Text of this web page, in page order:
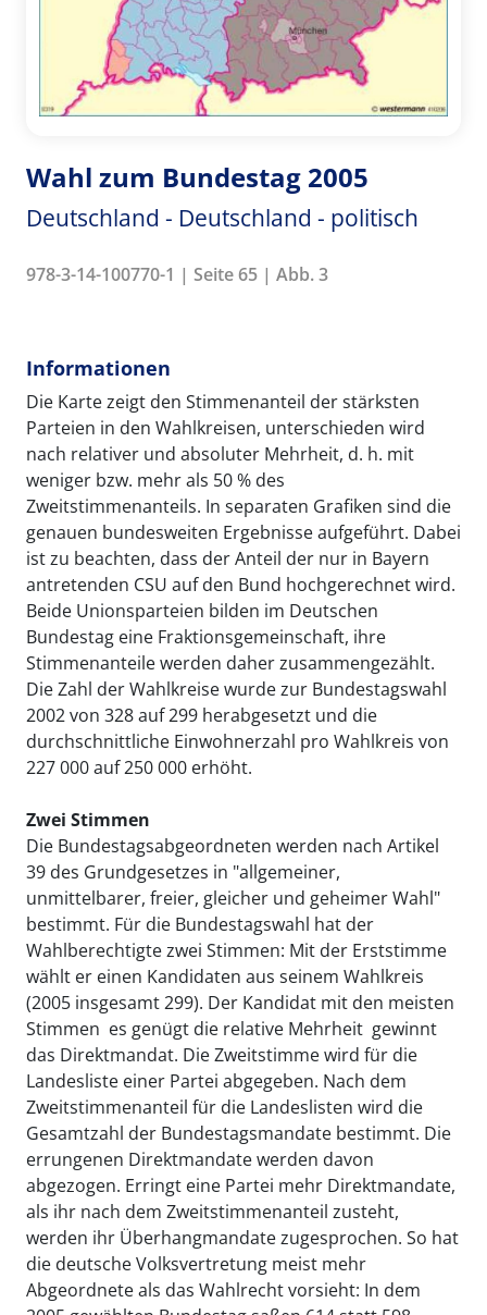
Wahl zum Bundestag 2005
Deutschland - Deutschland - politisch
978-3-14-100770-1 | Seite 65 | Abb. 3
Informationen
Die Karte zeigt den Stimmenanteil der stärksten
Parteien in den Wahlkreisen, unterschieden wird
nach relativer und absoluter Mehrheit, d. h. mit
weniger bzw. mehr als 50 % des
Zweitstimmenanteils. In separaten Grafiken sind die
genauen bundesweiten Ergebnisse aufgeführt. Dabei
ist zu beachten, dass der Anteil der nur in Bayern
antretenden CSU auf den Bund hochgerechnet wird.
Beide Unionsparteien bilden im Deutschen
Bundestag eine Fraktionsgemeinschaft, ihre
Stimmenanteile werden daher zusammengezählt.
Die Zahl der Wahlkreise wurde zur Bundestagswahl
2002 von 328 auf 299 herabgesetzt und die
durchschnittliche Einwohnerzahl pro Wahlkreis von
227 000 auf 250 000 erhöht.
Zwei Stimmen
Die Bundestagsabgeordneten werden nach Artikel
39 des Grundgesetzes in "allgemeiner,
unmittelbarer, freier, gleicher und geheimer Wahl"
bestimmt. Für die Bundestagswahl hat der
Wahlberechtigte zwei Stimmen: Mit der Erststimme
wählt er einen Kandidaten aus seinem Wahlkreis
(2005 insgesamt 299). Der Kandidat mit den meisten
Stimmen  es genügt die relative Mehrheit  gewinnt
das Direktmandat. Die Zweitstimme wird für die
Landesliste einer Partei abgegeben. Nach dem
Zweitstimmenanteil für die Landeslisten wird die
Gesamtzahl der Bundestagsmandate bestimmt. Die
errungenen Direktmandate werden davon
abgezogen. Erringt eine Partei mehr Direktmandate,
als ihr nach dem Zweitstimmenanteil zusteht,
werden ihr Überhangmandate zugesprochen. So hat
die deutsche Volksvertretung meist mehr
Abgeordnete als das Wahlrecht vorsieht: In dem